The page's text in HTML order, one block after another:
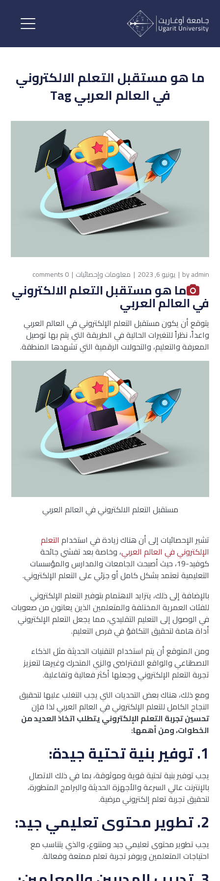
ما هو مستقبل التعلم الالكتروني
في العالم العربي Tag
byadmin يونيو 6, 2023 معلومات وإحصائيات 0 comments
ما هو مستقبل التعلم الالكتروني
في العالم العربي
يتوقع أن يكون مستقبل التعلم الإلكتروني في العالم العربي
واعداً، نظراً للتغيرات الحالية في الطريقة التي يتم بها توصيل
المعرفة والتعليم، والتحولات الرقمية التي تشهدها المنطقة.
مستقبل التعلم الالكتروني في العالم العربي
تشير الإحصائيات إلى أن هناك زيادة في استخدام التعلم
الإلكتروني في العالم العربي، وخاصة بعد تفشي جائحة
كوفيد-19، حيث أصبحت الجامعات والمدارس والمؤسسات
التعليمية تعتمد بشكل كامل أو جزئي على التعلم الإلكتروني.
بالإضافة إلى ذلك، يتزايد الاهتمام بتوفير التعلم الإلكتروني
للفئات العمرية المختلفة والمتعلمين الذين يعانون من صعوبات
في الوصول إلى التعليم التقليدي، مما يجعل التعلم الإلكتروني
أداة هامة لتحقيق التكافؤ في فرص التعليم.
ومن المتوقع أن يتم استخدام التقنيات الحديثة مثل الذكاء
الاصطناعي والواقع الافتراضي والزي المتحرك وغيرها لتعزيز
تجربة التعلم الإلكتروني وجعلها أكثر فعالية وتفاعلية.
ومع ذلك، هناك بعض التحديات التي يجب التغلب عليها لتحقيق
النجاح الكامل للتعلم الإلكتروني في العالم العربي لذا فإن
تحسين تجربة التعلم الإلكتروني يتطلب اتخاذ العديد من
الخطوات، ومن أهمها:
1. توفير بنية تحتية جيدة:
يجب توفير بنية تحتية قوية وموثوقة، بما في ذلك الاتصال
بالإنترنت عالي السرعة والأجهزة الحديثة والبرامج المتطورة،
لتحقيق تجربة تعلم إلكتروني مرضية.
2. تطوير محتوى تعليمي جيد:
يجب تطوير محتوى تعليمي جيد ومتنوع، والذي يتناسب مع
احتياجات المتعلمين ويوفر تجربة تعلم ممتعة وفعالة.